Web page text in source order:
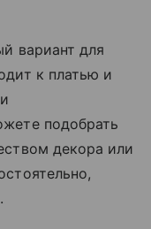
вариант для
к платью и
подобрать
декора или